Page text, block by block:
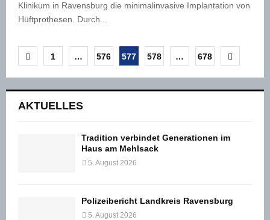
Klinikum in Ravensburg die minimalinvasive Implantation von
Hüftprothesen. Durch...
Seitennummerierung
der
Beiträge
1 … 576 577 578 … 678
AKTUELLES
Tradition verbindet Generationen im
Haus am Mehlsack
5. August 2026
Polizeibericht Landkreis Ravensburg
5. August 2026